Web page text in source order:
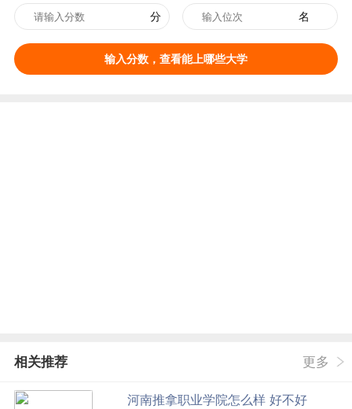
分 名
输入分数，查看能上哪些大学
相关推荐 更多
河南推拿职业学院怎么样 好不好